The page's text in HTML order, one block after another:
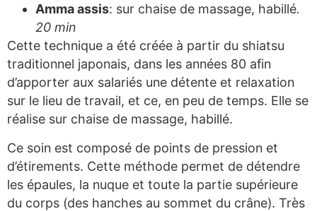
Amma assis: sur chaise de massage, habillé.
20 min
Cette technique a été créée à partir du shiatsu
traditionnel japonais, dans les années 80 afin
d’apporter aux salariés une détente et relaxation
sur le lieu de travail, et ce, en peu de temps. Elle se
réalise sur chaise de massage, habillé.
Ce soin est composé de points de pression et
d’étirements. Cette méthode permet de détendre
les épaules, la nuque et toute la partie supérieure
du corps (des hanches au sommet du crâne). Très